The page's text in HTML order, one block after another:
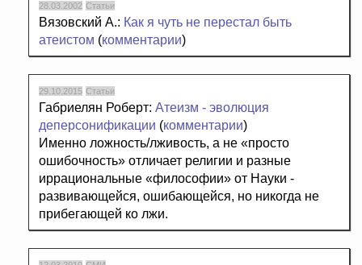
28.03.2002 Статьи
Вязовский А.: Как я чуть не перестал быть
атеистом (комментарии)
29.10.2015 Статьи
Габриелян Роберт: Атеизм - эволюция
деперсонификации (комментарии)
Именно ложность/лживость, а не «просто
ошибочность» отличает религии и разные
иррациональные «философии» от Науки -
развивающейся, ошибающейся, но никогда не
прибегающей ко лжи.